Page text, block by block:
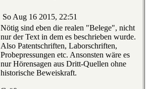
So Aug 16 2015, 22:51
Nötig sind eben die realen "Belege", nicht
nur der Text in dem es beschrieben wurde.
Also Patentschriften, Laborschriften,
Probepressungen etc. Ansonsten wäre es
nur Hörensagen aus Dritt-Quellen ohne
historische Beweiskraft.